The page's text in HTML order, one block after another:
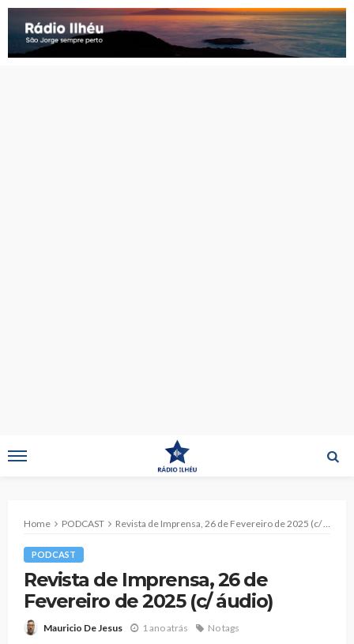
Home PODCAST Revista de Imprensa, 26 de Fevereiro de 2025 (c/ áudio)
PODCAST
Revista de Imprensa, 26 de
Fevereiro de 2025 (c/ áudio)
Mauricio De Jesus 1 ano atrás No tags